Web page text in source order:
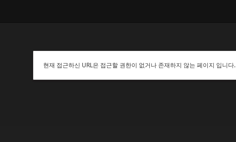
현재 접근하신 URL은 접근할 권한이 없거나 존재하지 않는 페이지 입니다.